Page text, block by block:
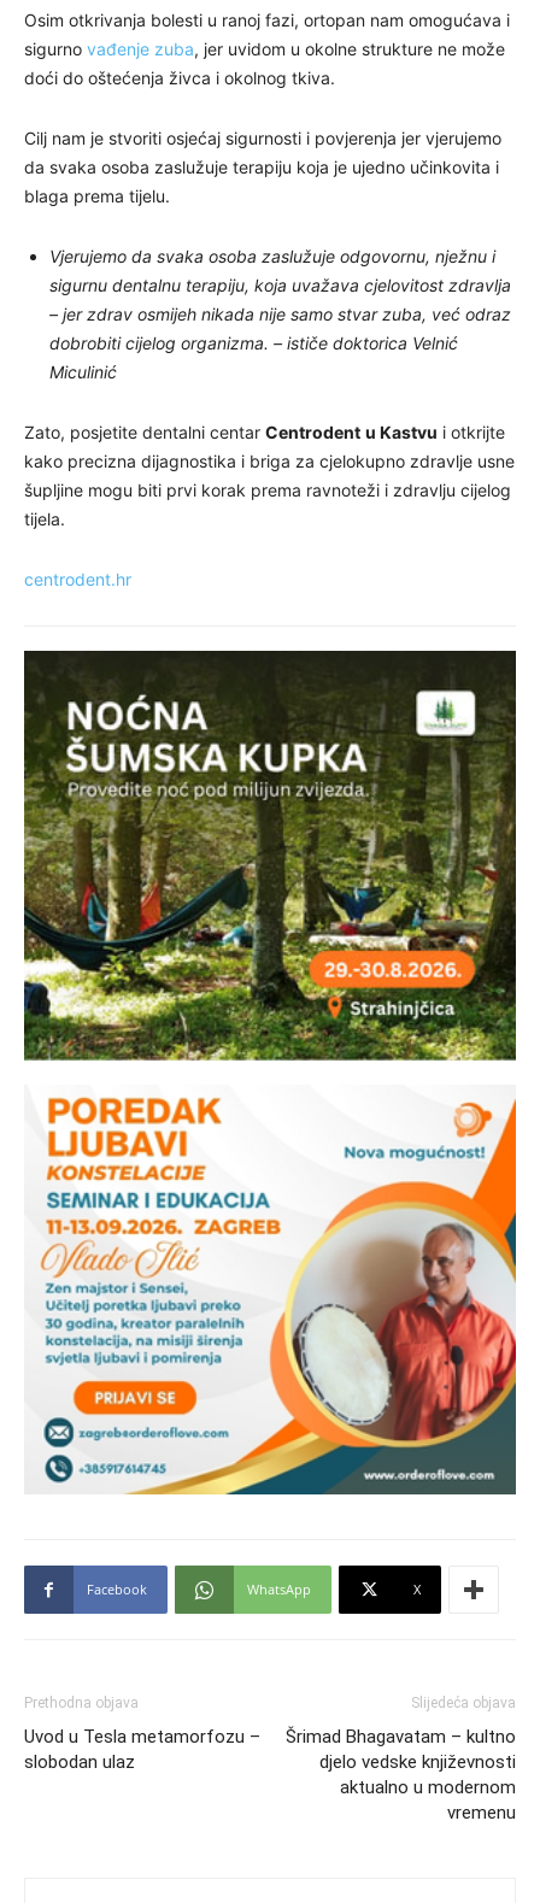
Osim otkrivanja bolesti u ranoj fazi, ortopan nam omogućava i
sigurno vađenje zuba, jer uvidom u okolne strukture ne može
doći do oštećenja živca i okolnog tkiva.
Cilj nam je stvoriti osjećaj sigurnosti i povjerenja jer vjerujemo
da svaka osoba zaslužuje terapiju koja je ujedno učinkovita i
blaga prema tijelu.
Vjerujemo da svaka osoba zaslužuje odgovornu, nježnu i
sigurnu dentalnu terapiju, koja uvažava cjelovitost zdravlja
– jer zdrav osmijeh nikada nije samo stvar zuba, već odraz
dobrobiti cijelog organizma. – ističe doktorica Velnić
Miculinić
Zato, posjetite dentalni centar Centrodent u Kastvu i otkrijte
kako precizna dijagnostika i briga za cjelokupno zdravlje usne
šupljine mogu biti prvi korak prema ravnoteži i zdravlju cijelog
tijela.
centrodent.hr
Facebook WhatsApp X
Prethodna objava
Uvod u Tesla metamorfozu –
slobodan ulaz
Slijedeća objava
Šrimad Bhagavatam – kultno
djelo vedske književnosti
aktualno u modernom
vremenu